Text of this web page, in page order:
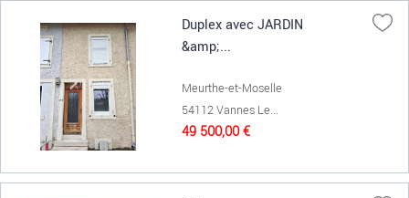
Duplex avec JARDIN
&amp;...
Meurthe-et-Moselle
54112 Vannes Le...
49 500,00 €